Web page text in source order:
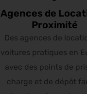
Agences de
Proximité
Des agences de
voitures pratiques en
avec des points de
charge et de dépôt